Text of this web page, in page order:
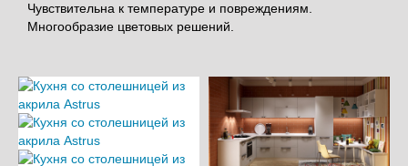
розовый
СТИЛЬ
модерн
ОТДЕЛКА ФАСАДА
Ламинированное ДСП
МДФ пленка
Чувствительна к температуре и повреждениям.
Многообразие цветовых решений.